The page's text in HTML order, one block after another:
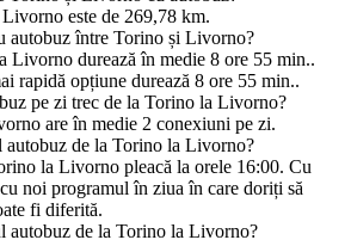
este de 269,78 km.
autobuz între Torino și Livorno?
Livorno durează în medie 8 ore 55 min..
rapidă opțiune durează 8 ore 55 min..
pe zi trec de la Torino la Livorno?
are în medie 2 conexiuni pe zi.
autobuz de la Torino la Livorno?
la Livorno pleacă la orele 16:00. Cu
noi programul în ziua în care doriți să
fi diferită.
autobuz de la Torino la Livorno?